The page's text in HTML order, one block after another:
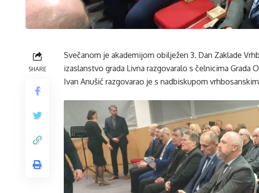
SHARE
Svečanom je akademijom obilježen 3. Dan Zaklade
izaslanstvo grada Livna razgovaralo s čelnicima Grada
Ivan Anušić razgovarao je s nadbiskupom